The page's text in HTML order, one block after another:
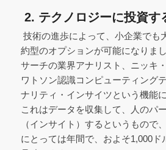
2. テクノロジーに投資す
技術の進歩によって、小企業でも
約型のオプションが可能になりま
サーチの業界アナリスト、ニッキ
ワトソン認識コンピューティング
ナリティ・インサイツという機能
これはデータを収集して、人のパ
（インサイト）するというもので
にとっては年間で、およそ1,000ド